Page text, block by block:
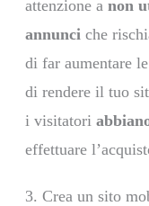
attenzione anon
annunci che
di far aumentare
di rendere il tuo
i visitatori
effettuare
3. Crea un sito